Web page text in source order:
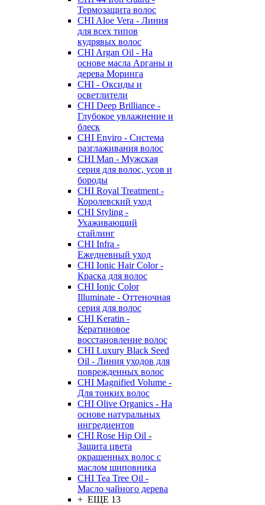
Термозащита волос
CHI Aloe Vera - Линия
для всех типов
кудрявых волос
CHI Argan Oil - На
основе масла Арганы и
дерева Моринга
CHI - Оксиды и
осветлители
CHI Deep Brilliance -
Глубокое увлажнение и
блеск
CHI Enviro - Система
разглаживания волос
CHI Man - Мужская
серия для волос, усов и
бороды
CHI Royal Treatment -
Королевский уход
CHI Styling -
Ухаживающий
стайлинг
CHI Infra -
Ежедневный уход
CHI Ionic Hair Color -
Краска для волос
CHI Ionic Color
Illuminate - Оттеночная
серия для волос
CHI Keratin -
Кератиновое
восстановление волос
CHI Luxury Black Seed
Oil - Линия уходов для
поврежденных волос
CHI Magnified Volume -
Для тонких волос
CHI Olive Organics - На
основе натуральных
ингредиентов
CHI Rose Hip Oil -
Защита цвета
окрашенных волос с
маслом шиповника
CHI Tea Tree Oil -
Масло чайного дерева
+ ЕЩЕ 13